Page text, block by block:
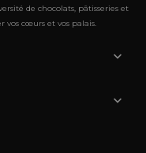
de chocolats, pâtisseries et
vos cœurs et vos palais.

